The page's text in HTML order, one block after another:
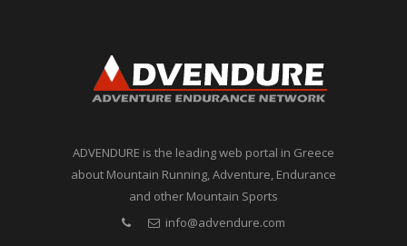
ADVENDURE is the leading web portal in Greece
about Mountain Running, Adventure, Endurance
and other Mountain Sports
info@advendure.com